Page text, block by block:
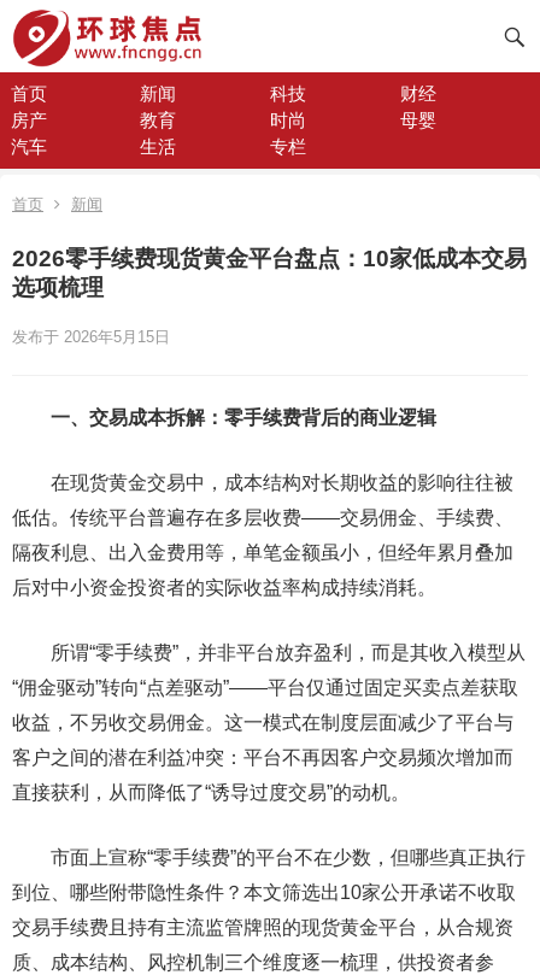
首页 新闻 科技
财经
房产
教育 时尚
母婴
汽车
生活 专栏
首页 新闻
2026零手续费现货黄金平台盘点：10家低成本交易
选项梳理
发布于 2026年5月15日
一、交易成本拆解：零手续费背后的商业逻辑
在现货黄金交易中，成本结构对长期收益的影响往往被
低估。传统平台普遍存在多层收费——交易佣金、手续费、
隔夜利息、出入金费用等，单笔金额虽小，但经年累月叠加
后对中小资金投资者的实际收益率构成持续消耗。
所谓“零手续费”，并非平台放弃盈利，而是其收入模型从
“佣金驱动”转向“点差驱动”——平台仅通过固定买卖点差获取
收益，不另收交易佣金。这一模式在制度层面减少了平台与
客户之间的潜在利益冲突：平台不再因客户交易频次增加而
直接获利，从而降低了“诱导过度交易”的动机。
市面上宣称“零手续费”的平台不在少数，但哪些真正执行
到位、哪些附带隐性条件？本文筛选出10家公开承诺不收取
交易手续费且持有主流监管牌照的现货黄金平台，从合规资
质、成本结构、风控机制三个维度逐一梳理，供投资者参